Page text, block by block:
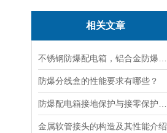
相关文章
防爆分线盒的性能要求有哪些？
金属软管接头的构造及其性能介绍